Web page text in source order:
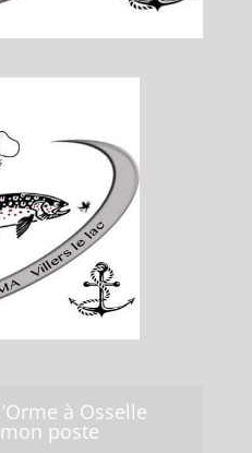
à Osselle
poste